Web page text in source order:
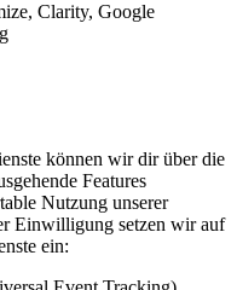
Clarity, Google
können wir dir über die
Features
Nutzung unserer
Einwilligung setzen wir auf
ein: